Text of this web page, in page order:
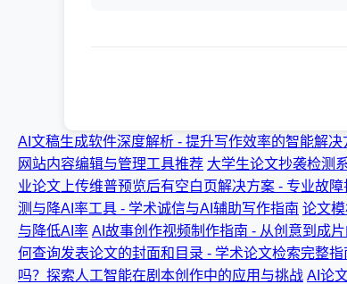
AI文稿生成软件深度解析 - 提升写作效率的智能解决
网站内容编辑与管理工具推荐 大学生论文抄袭检测
业论文上传维普预览后有空白页解决方案 - 专业故障
测与降AI率工具 - 学术诚信与AI辅助写作指南 论文
与降低AI率 AI故事创作视频制作指南 - 从创意到成
何查询发表论文的封面和目录 - 学术论文检索完整指
吗？探索人工智能在剧本创作中的应用与挑战 AI论